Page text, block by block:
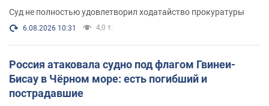
Суд не полностью удовлетворил ходатайство прокуратуры
6.08.2026 10:31 4,0 т.
Россия атаковала судно под флагом Гвинеи-
Бисау в Чёрном море: есть погибший и
пострадавшие